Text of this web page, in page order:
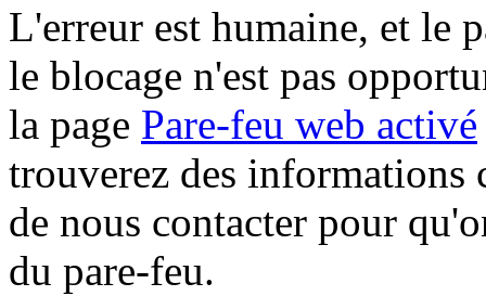
L'erreur est humaine, et le
le blocage n'est pas
la page Pare-feu web activé
trouverez des informations
de nous contacter pour
du pare-feu.